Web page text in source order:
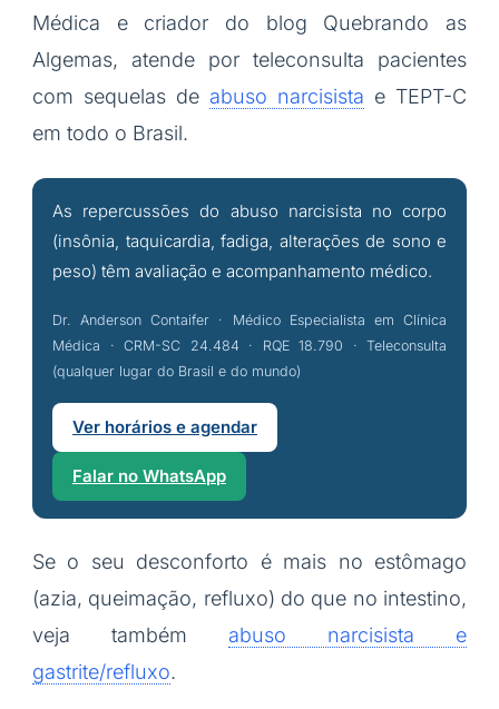
Médica e criador do blog Quebrando as
Algemas, atende por teleconsulta pacientes
com sequelas de abuso narcisista e TEPT-C
em todo o Brasil.
As repercussões do abuso narcisista no corpo
(insônia, taquicardia, fadiga, alterações de sono e
peso) têm avaliação e acompanhamento médico.
Dr. Anderson Contaifer · Médico Especialista em Clínica
Médica · CRM-SC 24.484 · RQE 18.790 · Teleconsulta
(qualquer lugar do Brasil e do mundo)
Ver horários e agendar
Falar no WhatsApp
Se o seu desconforto é mais no estômago
(azia, queimação, refluxo) do que no intestino,
veja também abuso narcisista e
gastrite/refluxo.